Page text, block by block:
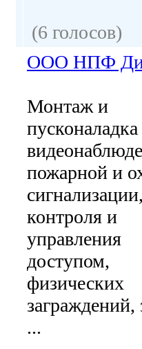
(6 голосов)
ООО НПФ
Монтаж и
пожарной и
контроля и
управления
доступом,
физических
заграждений,
...